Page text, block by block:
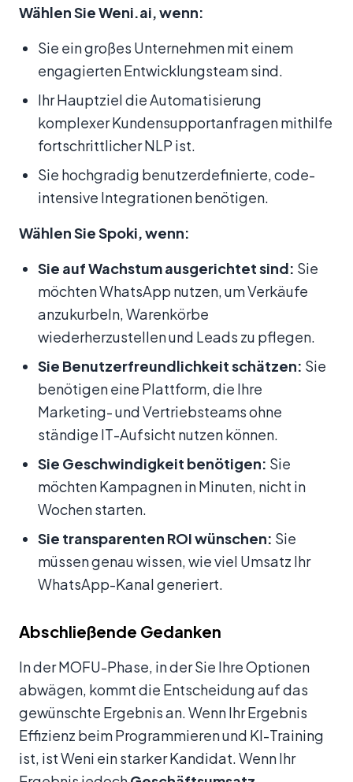
Wählen Sie Weni.ai, wenn:
Sie ein großes Unternehmen mit einem
engagierten Entwicklungsteam sind.
Ihr Hauptziel die Automatisierung
komplexer Kundensupportanfragen mithilfe
fortschrittlicher NLP ist.
Sie hochgradig benutzerdefinierte, code-
intensive Integrationen benötigen.
Wählen Sie Spoki, wenn:
Sie auf Wachstum ausgerichtet sind: Sie
möchten WhatsApp nutzen, um Verkäufe
anzukurbeln, Warenkörbe
wiederherzustellen und Leads zu pflegen.
Sie Benutzerfreundlichkeit schätzen: Sie
benötigen eine Plattform, die Ihre
Marketing- und Vertriebsteams ohne
ständige IT-Aufsicht nutzen können.
Sie Geschwindigkeit benötigen: Sie
möchten Kampagnen in Minuten, nicht in
Wochen starten.
Sie transparenten ROI wünschen: Sie
müssen genau wissen, wie viel Umsatz Ihr
WhatsApp-Kanal generiert.
Abschließende Gedanken
In der MOFU-Phase, in der Sie Ihre Optionen
abwägen, kommt die Entscheidung auf das
gewünschte Ergebnis an. Wenn Ihr Ergebnis
Effizienz beim Programmieren und KI-Training
ist, ist Weni ein starker Kandidat. Wenn Ihr